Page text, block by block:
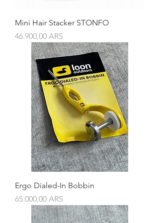
Mini Hair Stacker STONFO
Precio
46.900,00 ARS
Ergo Dialed-In Bobbin
Precio
65.000,00 ARS